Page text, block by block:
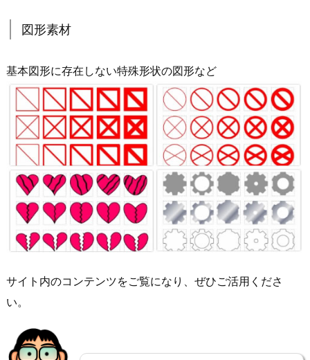
図形素材
基本図形に存在しない特殊形状の図形など
サイト内のコンテンツをご覧になり、ぜひご活用くださ
い。